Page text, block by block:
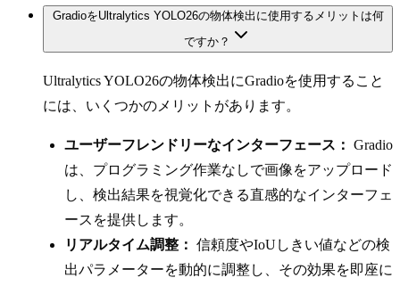
GradioをUltralytics YOLO26の物体検出に使用するメリットは何
ですか？
Ultralytics YOLO26の物体検出にGradioを使用すること
には、いくつかのメリットがあります。
ユーザーフレンドリーなインターフェース： Gradio
は、プログラミング作業なしで画像をアップロード
し、検出結果を視覚化できる直感的なインターフェ
ースを提供します。
リアルタイム調整： 信頼度やIoUしきい値などの検
出パラメーターを動的に調整し、その効果を即座に